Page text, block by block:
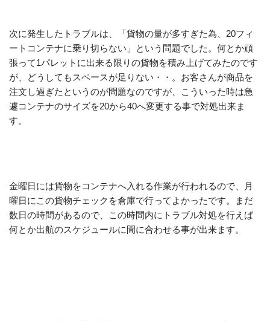
次に発生したトラブルは、「貨物の量が多すぎた為、20フィ
ートコンテナに乗り切らない」という問題でした。何とか頑
張って1パレットに出来る限りの貨物を積み上げてみたのです
が、どうしてもスペースが足りない・・。お客さんが商品を
注文し過ぎたというのが問題なのですが、こういった時は急
遽コンテナのサイズを20から40へ変更する事で対処出来ま
す。
金曜日には貨物をコンテナへ入れる作業が行われるので、月
曜日にこの貨物チェックを倉庫で行ってよかったです。まだ
数日の時間があるので、この時間内にトラブル対処を行えば
何とか出航のスケジュールに間に合わせる事が出来ます。